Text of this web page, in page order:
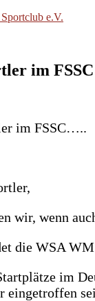
e.V.
im FSSC
im FSSC…..
wir, wenn
die WSA
im
eingetroffen